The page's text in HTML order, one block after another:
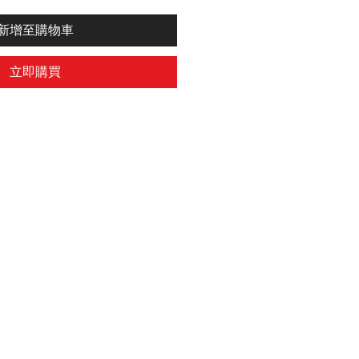
增至購物車
立即購買